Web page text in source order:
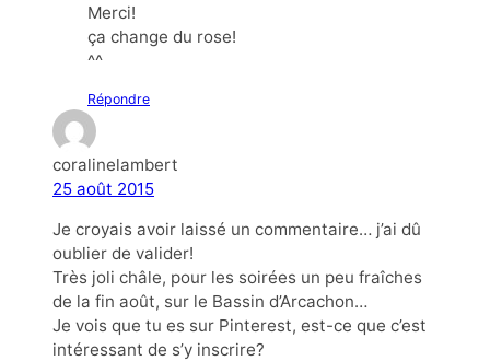
Merci!
ça change du rose!
^^
Répondre
coralinelambert
25 août 2015
Je croyais avoir laissé un commentaire… j’ai dû
oublier de valider!
Très joli châle, pour les soirées un peu fraîches
de la fin août, sur le Bassin d’Arcachon…
Je vois que tu es sur Pinterest, est-ce que c’est
intéressant de s’y inscrire?